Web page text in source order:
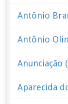
Antônio
Antônio
Anunciação
Aparecida